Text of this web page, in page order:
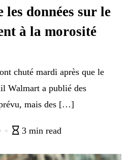
les données sur le
à la morosité
chuté mardi après que le
Walmart a publié des
mais des […]
3 min read